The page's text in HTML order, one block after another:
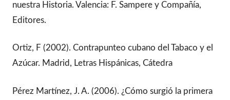
nuestra Historia. Valencia: F. Sampere y Compañía,
Editores.
Ortiz, F (2002). Contrapunteo cubano del Tabaco y el
Azúcar. Madrid, Letras Hispánicas, Cátedra
Pérez Martínez, J. A. (2006). ¿Cómo surgió la primera